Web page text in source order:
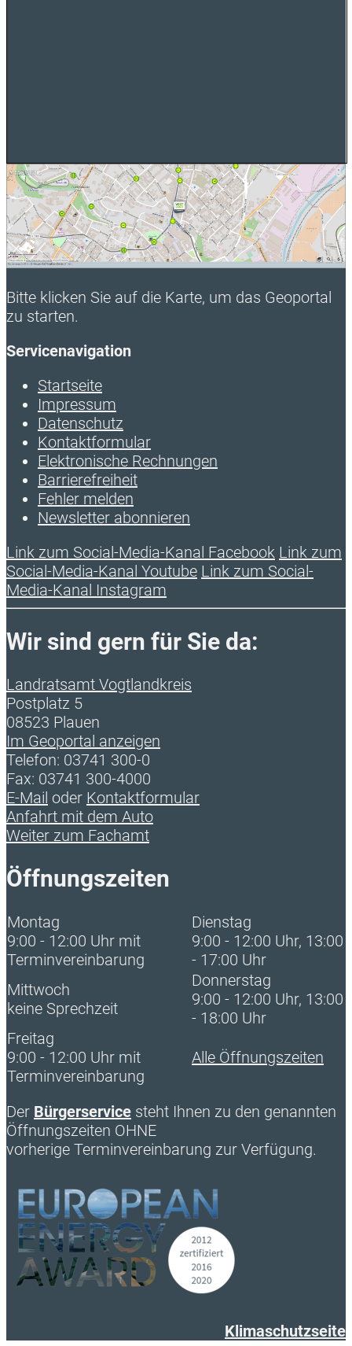
Bitte klicken Sie auf die Karte, um das Geoportal
zu starten.
Servicenavigation
Startseite
Impressum
Datenschutz
Kontaktformular
Elektronische Rechnungen
Barrierefreiheit
Fehler melden
Newsletter abonnieren
Link zum Social-Media-Kanal Facebook Link zum
Social-Media-Kanal Youtube Link zum Social-
Media-Kanal Instagram
Wir sind gern für Sie da:
Landratsamt Vogtlandkreis
Postplatz 5
08523 Plauen
Im Geoportal anzeigen
Telefon: 03741 300-0
Fax: 03741 300-4000
E-Mail oder Kontaktformular
Anfahrt mit dem Auto
Weiter zum Fachamt
Öffnungszeiten
Montag
9:00 - 12:00 Uhr mit
Terminvereinbarung
Dienstag
9:00 - 12:00 Uhr, 13:00
- 17:00 Uhr
Mittwoch
keine Sprechzeit
Donnerstag
9:00 - 12:00 Uhr, 13:00
- 18:00 Uhr
Freitag
9:00 - 12:00 Uhr mit
Terminvereinbarung
Alle Öffnungszeiten
Der Bürgerservice steht Ihnen zu den genannten
Öffnungszeiten OHNE
vorherige Terminvereinbarung zur Verfügung.
Klimaschutzseite